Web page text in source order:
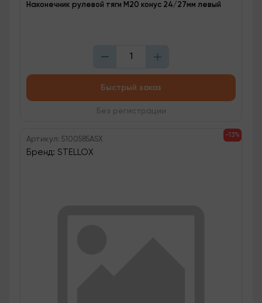
Наконечник рулевой тяги М20 конус 24/27мм левый
Быстрый заказ
Без регистрации
-13%
Артикул: 5100585ASX
Бренд: STELLOX